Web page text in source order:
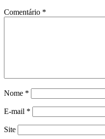
Comentário *
Nome *
E-mail *
Site